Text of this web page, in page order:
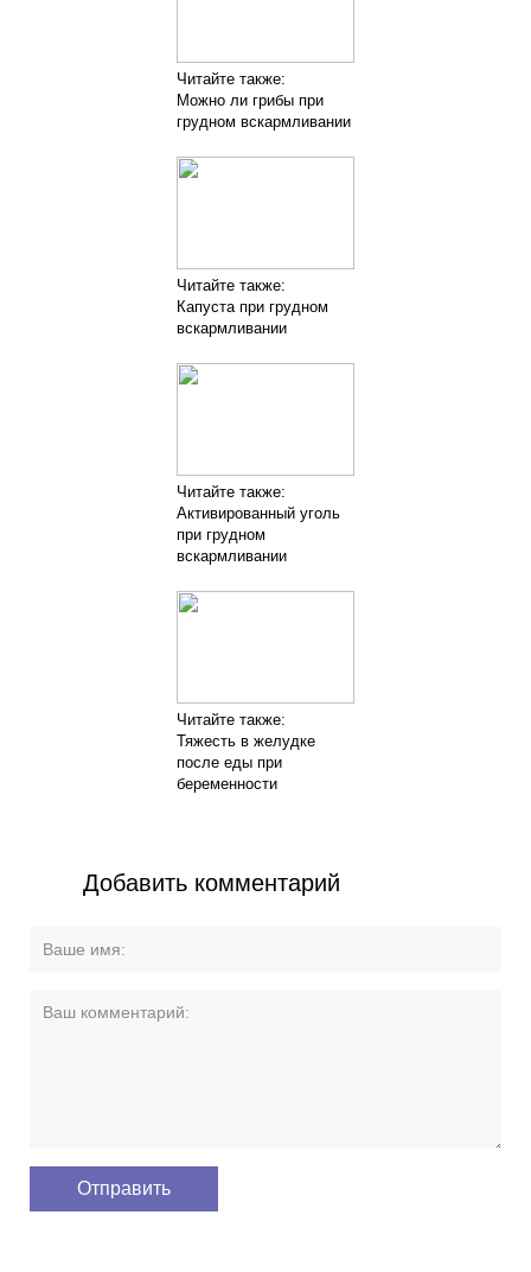
Читайте также:
Можно ли грибы при
грудном вскармливании
Читайте также:
Капуста при грудном
вскармливании
Читайте также:
Активированный уголь
при грудном
вскармливании
Читайте также:
Тяжесть в желудке
после еды при
беременности
Добавить комментарий